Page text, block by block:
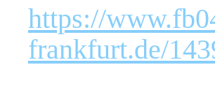
https://
frankfurt.de/